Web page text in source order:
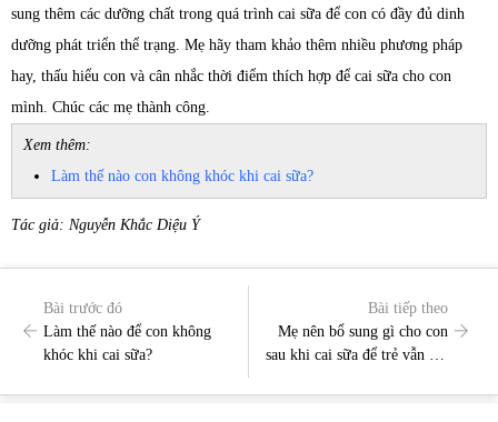
sung thêm các dưỡng chất trong quá trình cai sữa để con có đầy đủ dinh
dưỡng phát triển thể trạng. Mẹ hãy tham khảo thêm nhiều phương pháp
hay, thấu hiểu con và cân nhắc thời điểm thích hợp để cai sữa cho con
mình. Chúc các mẹ thành công.
Xem thêm:
Làm thế nào con không khóc khi cai sữa?
Tác giả: Nguyễn Khắc Diệu Ý
Bài trước đó
Làm thế nào để con không
khóc khi cai sữa?
Bài tiếp theo
Mẹ nên bổ sung gì cho con
sau khi cai sữa để trẻ vẫn lên